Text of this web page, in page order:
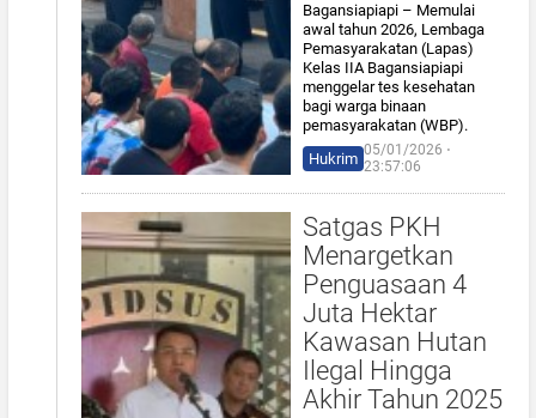
Bagansiapiapi – Memulai
awal tahun 2026, Lembaga
Pemasyarakatan (Lapas)
Kelas IIA Bagansiapiapi
menggelar tes kesehatan
bagi warga binaan
pemasyarakatan (WBP).
Hukrim 05/01/2026 ⋅
23:57:06
Satgas PKH
Menargetkan
Penguasaan 4
Juta Hektar
Kawasan Hutan
Ilegal Hingga
Akhir Tahun 2025